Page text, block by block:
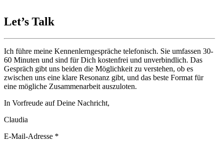
Let’s Talk
Ich führe meine Kennenlerngespräche telefonisch. Sie umfassen 30-
60 Minuten und sind für Dich kostenfrei und unverbindlich. Das
Gespräch gibt uns beiden die Möglichkeit zu verstehen, ob es
zwischen uns eine klare Resonanz gibt, und das beste Format für
eine mögliche Zusammenarbeit auszuloten.
In Vorfreude auf Deine Nachricht,
Claudia
E-Mail-Adresse *